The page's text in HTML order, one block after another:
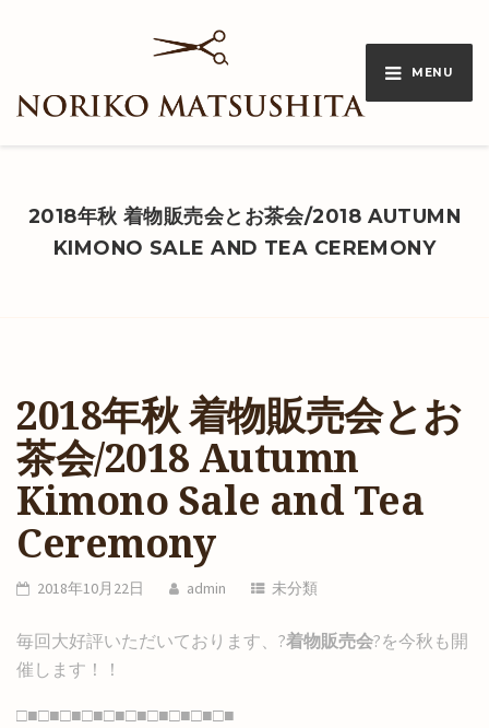
MENU
2018年秋 着物販売会とお茶会/2018 AUTUMN
KIMONO SALE AND TEA CEREMONY
2018年秋 着物販売会とお
茶会/2018 Autumn
Kimono Sale and Tea
Ceremony
2018年10月22日 admin 未分類
毎回大好評いただいております、?着物販売会?を今秋も開
催します！！
□■□■□■□■□■□■□■□■□■□■